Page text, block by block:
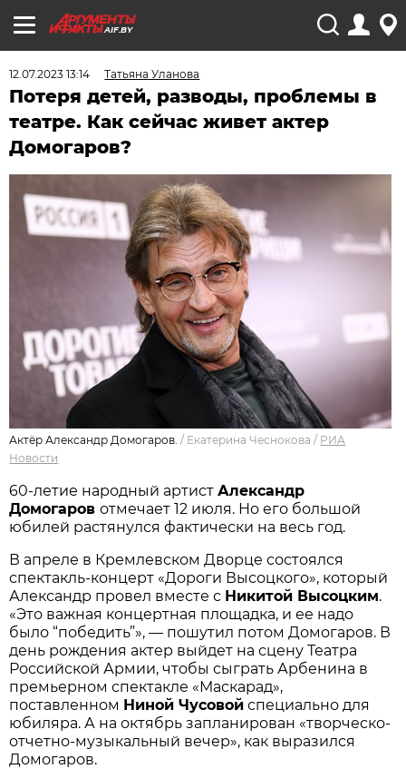
AIF.BY
12.07.2023 13:14 Татьяна Уланова
Потеря детей, разводы, проблемы в
театре. Как сейчас живет актер
Домогаров?
Актёр Александр Домогаров. / Екатерина Чеснокова / РИА
Новости
60-летие народный артистАлександр
Домогаровотмечает 12 июля. Но его большой
юбилей растянулся фактически на весь год.
В апреле в Кремлевском Дворце состоялся
спектакль-концерт «Дороги Высоцкого», который
Александр провел вместе с Никитой Высоцким.
«Это важная концертная площадка, и ее надо
было “победить”», — пошутил потом Домогаров. В
день рождения актер выйдет на сцену Театра
Российской Армии, чтобы сыграть Арбенина в
премьерном спектакле «Маскарад»,
поставленном Ниной Чусовой специально для
юбиляра. А на октябрь запланирован «творческо-
отчетно-музыкальный вечер», как выразился
Домогаров.